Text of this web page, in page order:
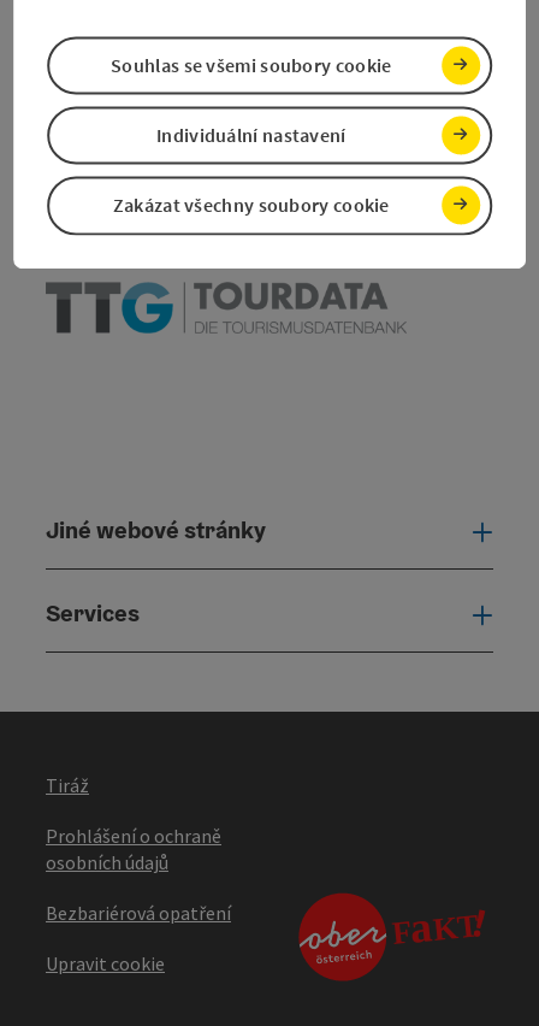
Označit příspěvek
Vytvořit PDF
Vytisknout
příspěvek
Jiné webové stránky
Services
Tiráž
Prohlášení o ochraně
osobních údajů
Bezbariérová opatření
Upravit cookie
Zakázat všechny soubory cookie
Individuální nastavení
Souhlas se všemi soubory cookie